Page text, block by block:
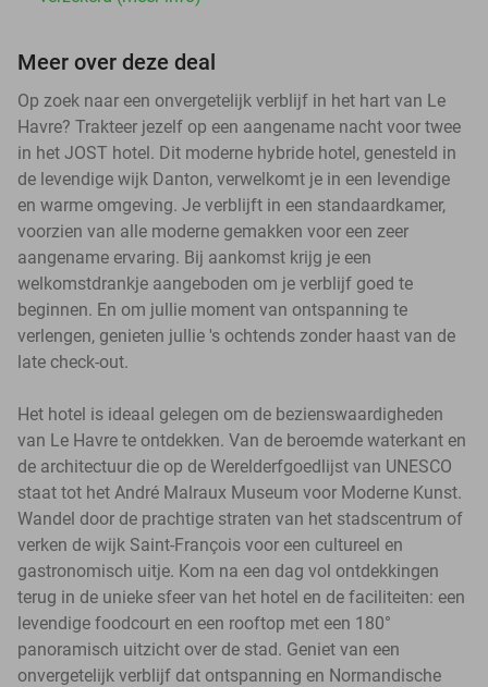
Meer over deze deal
Op zoek naar een onvergetelijk verblijf in het hart van Le
Havre? Trakteer jezelf op een aangename nacht voor twee
in het JOST hotel. Dit moderne hybride hotel, genesteld in
de levendige wijk Danton, verwelkomt je in een levendige
en warme omgeving. Je verblijft in een standaardkamer,
voorzien van alle moderne gemakken voor een zeer
aangename ervaring. Bij aankomst krijg je een
welkomstdrankje aangeboden om je verblijf goed te
beginnen. En om jullie moment van ontspanning te
verlengen, genieten jullie 's ochtends zonder haast van de
late check-out.
Het hotel is ideaal gelegen om de bezienswaardigheden
van Le Havre te ontdekken. Van de beroemde waterkant en
de architectuur die op de Werelderfgoedlijst van UNESCO
staat tot het André Malraux Museum voor Moderne Kunst.
Wandel door de prachtige straten van het stadscentrum of
verken de wijk Saint-François voor een cultureel en
gastronomisch uitje. Kom na een dag vol ontdekkingen
terug in de unieke sfeer van het hotel en de faciliteiten: een
levendige foodcourt en een rooftop met een 180°
panoramisch uitzicht over de stad. Geniet van een
onvergetelijk verblijf dat ontspanning en Normandische